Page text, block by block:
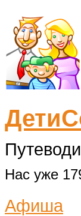
Нас уже
Афиша